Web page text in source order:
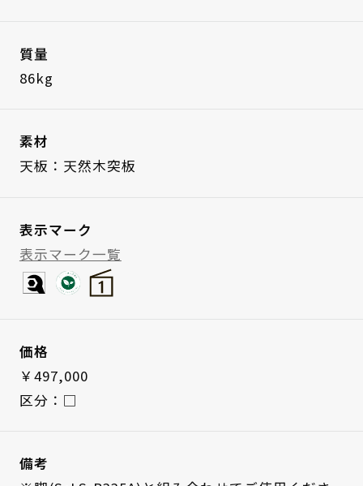
質量
86kg
素材
天板：天然木突板
表示マーク
表示マーク一覧
価格
￥497,000
区分：□
備考